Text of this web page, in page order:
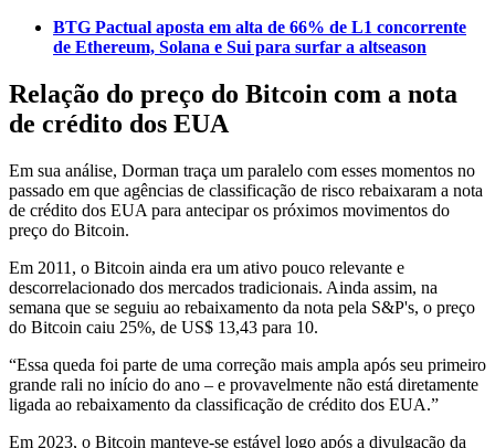
BTG Pactual aposta em alta de 66% de L1 concorrente
de Ethereum, Solana e Sui para surfar a altseason
Relação do preço do Bitcoin com a nota
de crédito dos EUA
Em sua análise, Dorman traça um paralelo com esses momentos no
passado em que agências de classificação de risco rebaixaram a nota
de crédito dos EUA para antecipar os próximos movimentos do
preço do Bitcoin.
Em 2011, o Bitcoin ainda era um ativo pouco relevante e
descorrelacionado dos mercados tradicionais. Ainda assim, na
semana que se seguiu ao rebaixamento da nota pela S&P's, o preço
do Bitcoin caiu 25%, de US$ 13,43 para 10.
“Essa queda foi parte de uma correção mais ampla após seu primeiro
grande rali no início do ano – e provavelmente não está diretamente
ligada ao rebaixamento da classificação de crédito dos EUA.”
Em 2023, o Bitcoin manteve-se estável logo após a divulgação da